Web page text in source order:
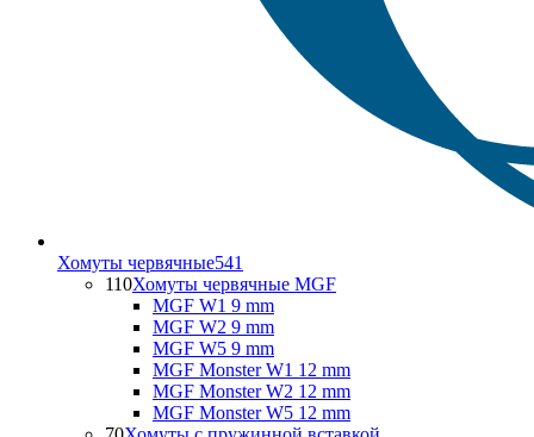
Хомуты червячные541
110Хомуты червячные MGF
MGF W1 9 mm
MGF W2 9 mm
MGF W5 9 mm
MGF Monster W1 12 mm
MGF Monster W2 12 mm
MGF Monster W5 12 mm